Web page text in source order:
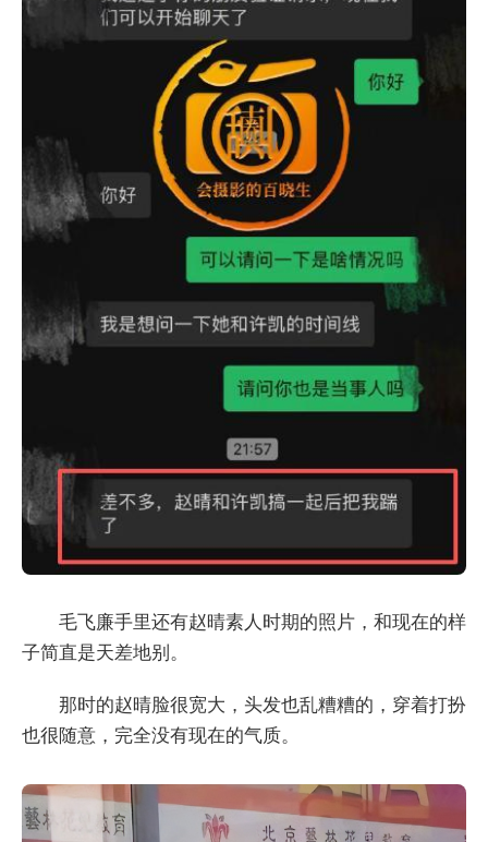
毛飞廉手里还有赵晴素人时期的照片，和现在的样
子简直是天差地别。
那时的赵晴脸很宽大，头发也乱糟糟的，穿着打扮
也很随意，完全没有现在的气质。